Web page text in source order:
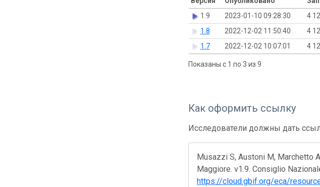
1.9
2023-01-10 09:28:30 4
1.8
2022-12-02 11:50:40 4
1.7
2022-12-02 10:07:01 4
Показаны с 1 по 3 из 9
Как оформить ссылку
Исследователи должны дать
Musazzi S, Austoni M, Marchetto
Maggiore. v1.9. Consiglio
https://cloud.gbif.org/eca/